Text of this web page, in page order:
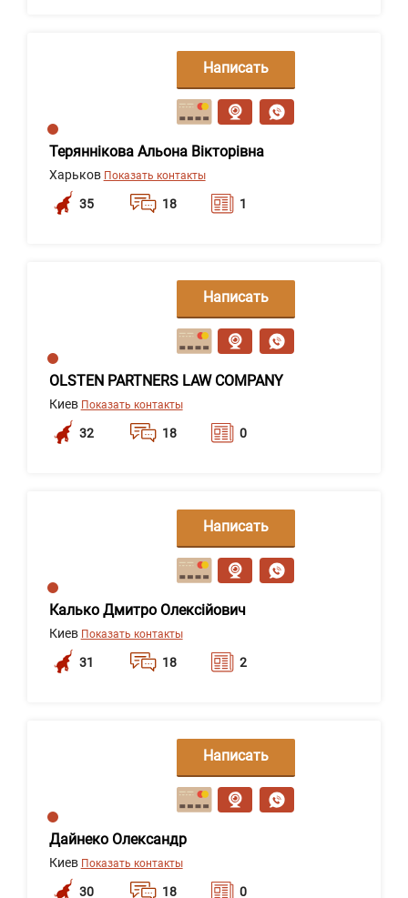
Теряннікова Альона Вікторівна
Харьков Показать контакты
35 18 1
Написать
сообщение
OLSTEN PARTNERS LAW COMPANY
Киев Показать контакты
32 18 0
Написать
сообщение
Калько Дмитро Олексійович
Киев Показать контакты
31 18 2
Написать
сообщение
Дайнеко Олександр
Киев Показать контакты
30 18 0
Написать
сообщение